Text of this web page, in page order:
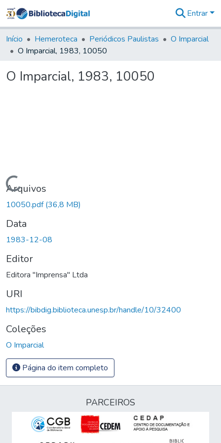
&
Coleções
Tudo na
Digital
Entrar
Início Hemeroteca Periódicos Paulistas
O Imparcial
O Imparcial, 1983, 10050
O Imparcial, 1983, 10050
Carregando...
Arquivos
10050.pdf(36,8 MB)
Data
1983-12-08
Editor
Editora "Imprensa" Ltda
URI
https://bibdig.biblioteca.unesp.br/handle/10/32400
Coleções
O Imparcial
Página do item completo
PARCEIROS